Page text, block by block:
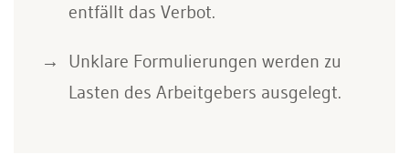
entfällt das Verbot.
Unklare Formulierungen werden zu
Lasten des Arbeitgebers ausgelegt.